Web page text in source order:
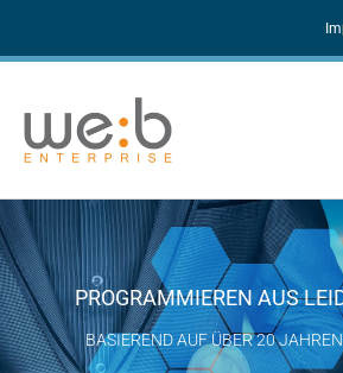
PROGRAMMIEREN AUS
BASIEREND AUF ÜBER 20